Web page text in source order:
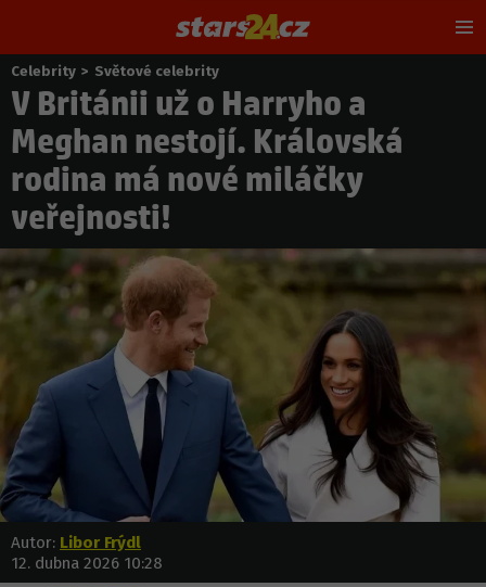
Nacházíte
se
zde:
Celebrity > Světové celebrity
V Británii už o Harryho a
Meghan nestojí. Královská
rodina má nové miláčky
veřejnosti!
Autor: Libor Frýdl
12. dubna 2026 10:28